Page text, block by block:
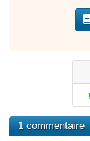
1 commentaire